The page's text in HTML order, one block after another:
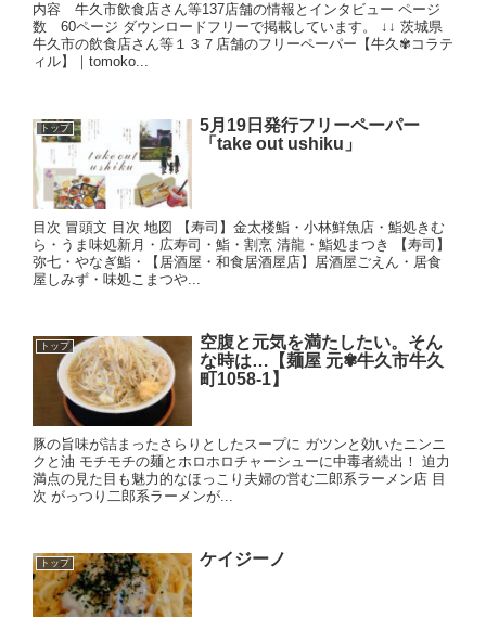
内容 牛久市飲食店さん等137店舗の情報とインタビュー ページ
数 60ページ ダウンロードフリーで掲載しています。 ↓↓ 茨城県
牛久市の飲食店さん等１３７店舗のフリーペーパー【牛久✾コラテ
ィル】｜tomoko...
トップ
5月19日発行フリーペーパー
「take out ushiku」
目次 冒頭文 目次 地図 【寿司】金太楼鮨・小林鮮魚店・鮨処きむ
ら・うま味処新月・広寿司・鮨・割烹 清龍・鮨処まつき 【寿司】
弥七・やなぎ鮨・【居酒屋・和食居酒屋店】居酒屋ごえん・居食
屋しみず・味処こまつや...
トップ
空腹と元気を満たしたい。そん
な時は…【麺屋 元✾牛久市牛久
町1058-1】
豚の旨味が詰まったさらりとしたスープに ガツンと効いたニンニ
クと油 モチモチの麺とホロホロチャーシューに中毒者続出！ 迫力
満点の見た目も魅力的なほっこり夫婦の営む二郎系ラーメン店 目
次 がっつり二郎系ラーメンが...
トップ ケイジーノ